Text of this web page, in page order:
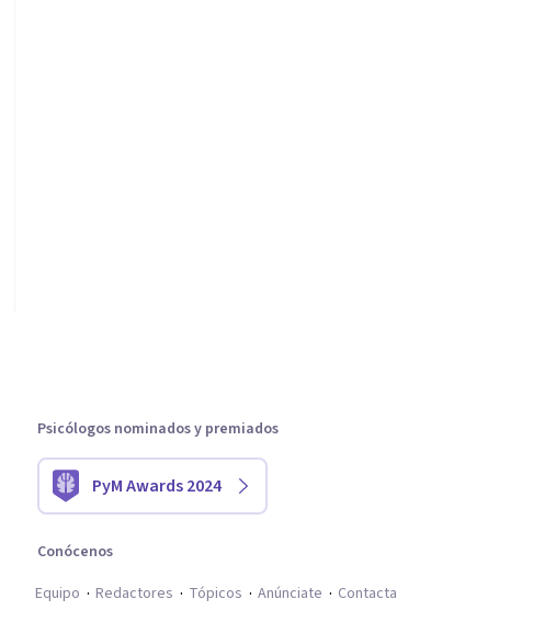
Psicólogos nominados y premiados
PyM Awards 2024
Conócenos
Equipo
Redactores Tópicos Anúnciate Contacta